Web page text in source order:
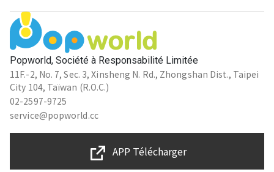
Popworld, Société à Responsabilité Limitée
11F.-2, No. 7, Sec. 3, Xinsheng N. Rd., Zhongshan Dist., Taipei
City 104, Taïwan (R.O.C.)
02-2597-9725
service@popworld.cc
APP Télécharger